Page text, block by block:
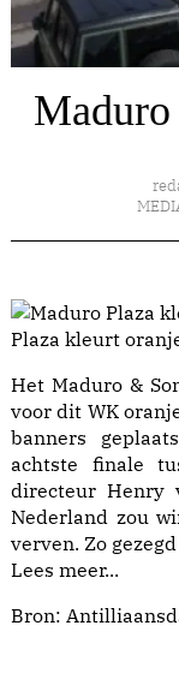
Het Maduro &
voor dit WK
banners
achtste finale
directeur Henry
Nederland zou
verven. Zo
Lees meer...
Bron: